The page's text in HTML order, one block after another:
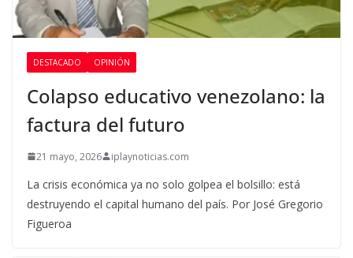
DESTACADO OPINIÓN
Colapso educativo venezolano: la
factura del futuro
21 mayo, 2026 iplaynoticias.com
La crisis económica ya no solo golpea el bolsillo: está
destruyendo el capital humano del país. Por José Gregorio
Figueroa